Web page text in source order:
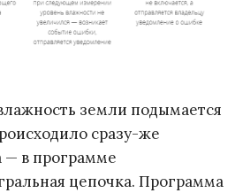
земли подымается
сразу-же
в программе
цепочка. Программа